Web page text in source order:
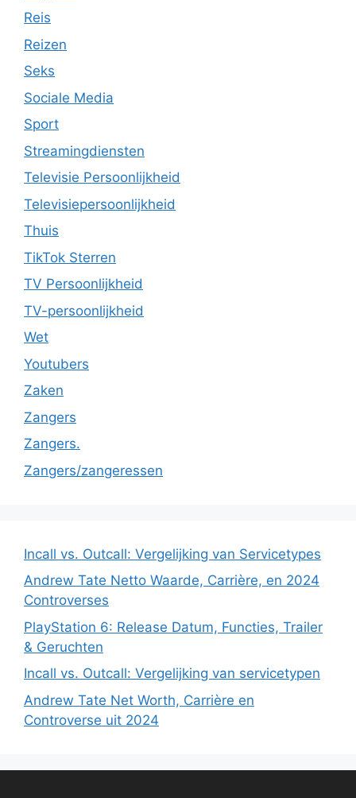
Reis
Reizen
Seks
Sociale Media
Sport
Streamingdiensten
Televisie Persoonlijkheid
Televisiepersoonlijkheid
Thuis
TikTok Sterren
TV Persoonlijkheid
TV-persoonlijkheid
Wet
Youtubers
Zaken
Zangers
Zangers.
Zangers/zangeressen
Incall vs. Outcall: Vergelijking van Servicetypes
Andrew Tate Netto Waarde, Carrière, en 2024
Controverses
PlayStation 6: Release Datum, Functies, Trailer
& Geruchten
Incall vs. Outcall: Vergelijking van servicetypen
Andrew Tate Net Worth, Carrière en
Controverse uit 2024